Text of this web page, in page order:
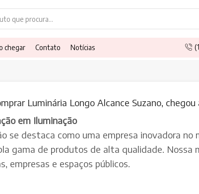
chegar Contato Notícias
Luminária Longo Alcance Suzano,
em Iluminação
se destaca como uma empresa inovadora
gama de produtos de alta qualidade. Nossa
empresas e espaços públicos.